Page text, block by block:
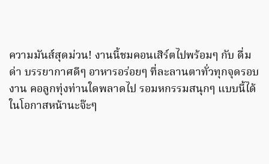
ความมันส์สุดม่วน! งานนี้ชมคอนเสิร์ตไปพร้อมๆ กับ ดื่ม
ด่า บรรยากาศดีๆ อาหารอร่อยๆ ที่ละลานตาทั่วทุกจุดรอบ
งาน คอลูกทุ่งท่านใดพลาดไป รอมหกรรมสนุกๆ แบบนี้ได้
ในโอกาสหน้านะจ๊ะๆ